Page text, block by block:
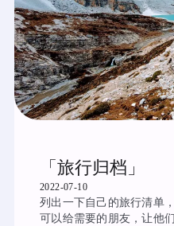
「旅行归档」
2022-07-10
列出一下自己的旅行清单
可以给需要的朋友，让他